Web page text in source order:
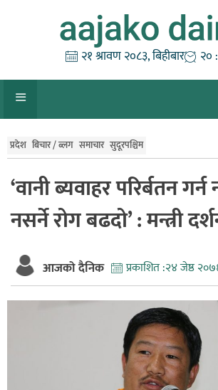
२१ श्रावण २०८३, बिहीबार २०
प्रदेश बिचार / ब्लग समाचार सुदूरपश्चिम
‘वानी ब्यवाहर परिर्बतन
नसर्ने रोग बढदो’ : मन्त्री
आजको दैनिक प्रकाशित :२४ जेष्ठ